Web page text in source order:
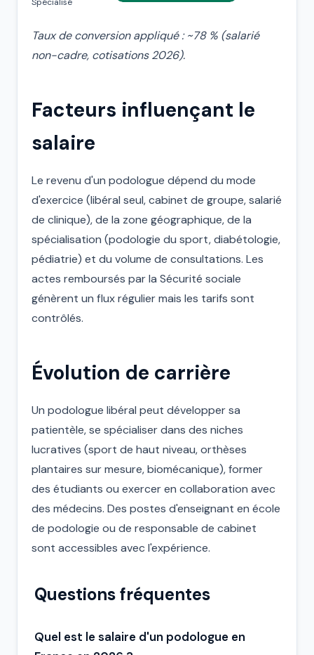
Taux de conversion appliqué : ~78 % (salarié
non-cadre, cotisations 2026).
Facteurs influençant le
salaire
Le revenu d'un podologue dépend du mode
d'exercice (libéral seul, cabinet de groupe, salarié
de clinique), de la zone géographique, de la
spécialisation (podologie du sport, diabétologie,
pédiatrie) et du volume de consultations. Les
actes remboursés par la Sécurité sociale
génèrent un flux régulier mais les tarifs sont
contrôlés.
Évolution de carrière
Un podologue libéral peut développer sa
patientèle, se spécialiser dans des niches
lucratives (sport de haut niveau, orthèses
plantaires sur mesure, biomécanique), former
des étudiants ou exercer en collaboration avec
des médecins. Des postes d'enseignant en école
de podologie ou de responsable de cabinet
sont accessibles avec l'expérience.
Questions fréquentes
Quel est le salaire d'un podologue en